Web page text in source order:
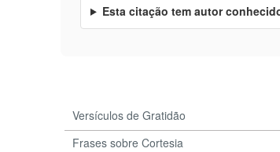
Esta citação tem autor
Versículos de Gratidão
Frases sobre Cortesia